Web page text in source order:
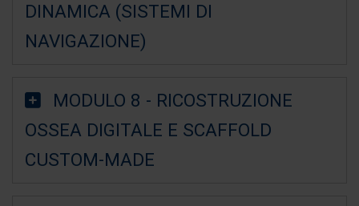
DINAMICA (SISTEMI DI
NAVIGAZIONE)
MODULO 8 - RICOSTRUZIONE
OSSEA DIGITALE E SCAFFOLD
CUSTOM-MADE